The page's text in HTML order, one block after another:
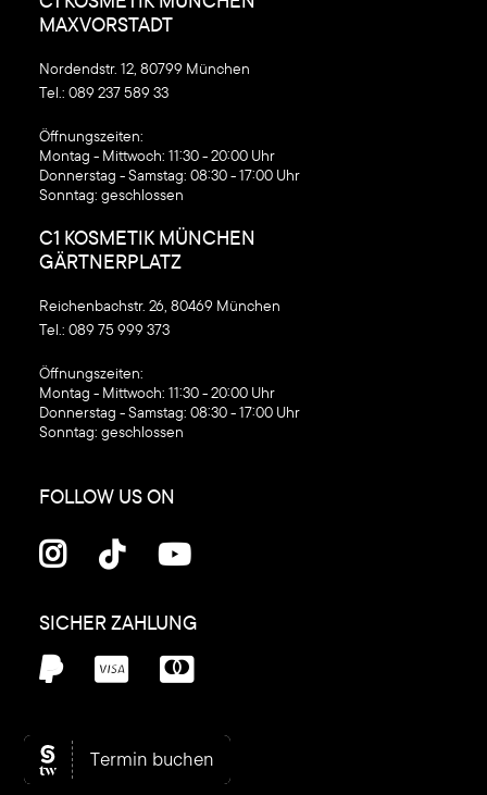
© C1 Kosmetik GmbH, 2026
MAXVORSTADT
Nordendstr. 12, 80799 München
Tel.: 089 237 589 33
‍Öffnungszeiten:
Montag - Mittwoch: 11:30 - 20:00 Uhr
Donnerstag - Samstag: 08:30 - 17:00 Uhr
Sonntag: geschlossen
C1 KOSMETIK MÜNCHEN
GÄRTNERPLATZ
Reichenbachstr. 26, 80469 München
Tel.: 089 75 999 373
‍Öffnungszeiten:
Montag - Mittwoch: 11:30 - 20:00 Uhr
Donnerstag - Samstag: 08:30 - 17:00 Uhr
Sonntag: geschlossen
FOLLOW US ON
  
SICHER ZAHLUNG
  